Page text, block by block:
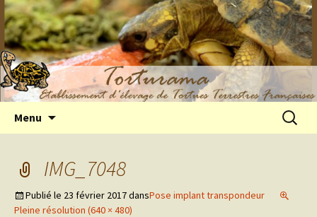
Elevage de tortues terrestres françaises
Hermann
Menu
IMG_7048
Publié le 23 février 2017dansPose implant transpondeur
Pleine résolution (640 × 480)